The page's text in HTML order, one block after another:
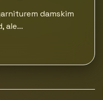
damskim
ale...